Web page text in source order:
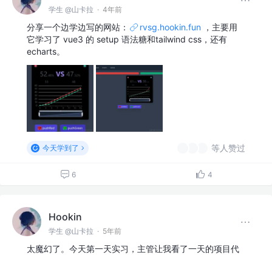
学生 @山卡拉 · 4年前
分享一个边学边写的网站： rvsg.hookin.fun ，主要用
它学习了 vue3 的 setup 语法糖和tailwind css，还有
echarts。
今天学到了 等人赞过
6 4
Hookin
学生 @山卡拉 · 5年前
太魔幻了。今天第一天实习，主管让我看了一天的项目代